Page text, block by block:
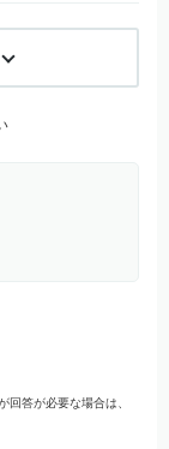
答が必要な場合は、